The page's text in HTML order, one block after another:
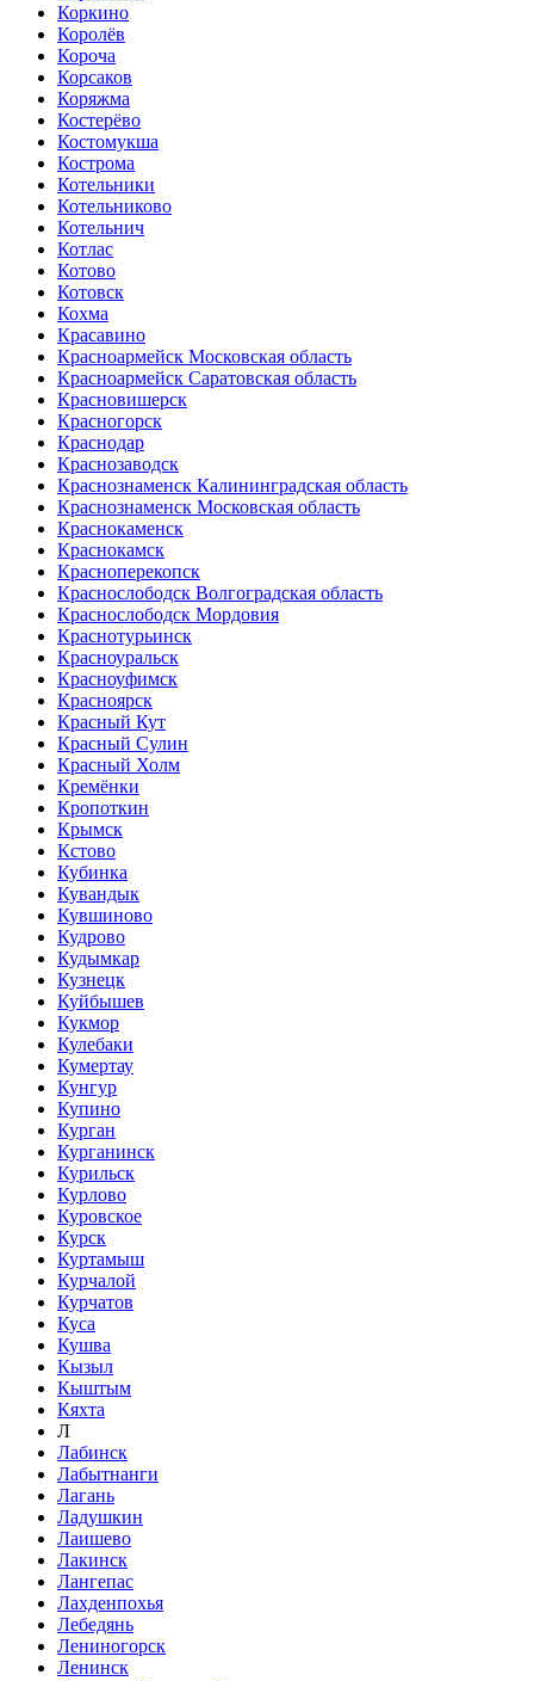
Коркино
Королёв
Короча
Корсаков
Коряжма
Костерёво
Костомукша
Кострома
Котельники
Котельниково
Котельнич
Котлас
Котово
Котовск
Кохма
Красавино
Красноармейск Московская область
Красноармейск Саратовская область
Красновишерск
Красногорск
Краснодар
Краснозаводск
Краснознаменск Калининградская область
Краснознаменск Московская область
Краснокаменск
Краснокамск
Красноперекопск
Краснослободск Волгоградская область
Краснослободск Мордовия
Краснотурьинск
Красноуральск
Красноуфимск
Красноярск
Красный Кут
Красный Сулин
Красный Холм
Кремёнки
Кропоткин
Крымск
Кстово
Кубинка
Кувандык
Кувшиново
Кудрово
Кудымкар
Кузнецк
Куйбышев
Кукмор
Кулебаки
Кумертау
Кунгур
Купино
Курган
Курганинск
Курильск
Курлово
Куровское
Курск
Куртамыш
Курчалой
Курчатов
Куса
Кушва
Кызыл
Кыштым
Кяхта
Л
Лабинск
Лабытнанги
Лагань
Ладушкин
Лаишево
Лакинск
Лангепас
Лахденпохья
Лебедянь
Лениногорск
Ленинск